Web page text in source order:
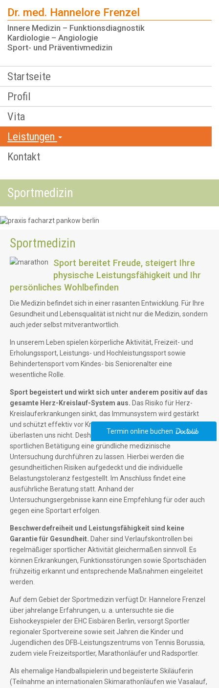
Termin online buchen
Dr. med. Hannelore Frenzel
Innere Medizin – Funktionsdiagnostik
Kardiologie – Angiologie
Sport- und Präventivmedizin
Startseite
Profil
Vita
Leistungen
Kontakt
Sportmedizin
Sportmedizin
Sport bereitet Freude, steigert Ihre
physische Leistungsfähigkeit und Ihr
persönliches Wohlbefinden
Die Medizin befindet sich in einer rasanten Entwicklung. Für Ihre
Gesundheit und Lebensqualität ist nicht nur die Medizin, sondern
auch jeder selbst mitverantwortlich.
In unserem Leben spielen körperliche Aktivität, Freizeit- und
Erholungssport, Leistungs- und Hochleistungssport sowie
Behindertensport vom Kindes- bis Seniorenalter eine
wesentliche Rolle.
Sport begeistert und wirkt sich unter anderem positiv auf das
gesamte Herz-Kreislauf-System aus. Das Risiko für Herz-
Kreislauferkrankungen sinkt, das Immunsystem wird gestärkt
und schützt effektiv vor Krankheiten – vorausgesetzt wir
überlasten uns nicht. Deshalb ist es wichtig, vor Aufnahme einer
sportlichen Betätigung eine gründliche medizinische
Untersuchung durchführen zu lassen. Hierbei werden die
gesundheitlichen Risiken aufgedeckt und die individuelle
Belastungstoleranz festgestellt. Im Anschluss findet eine
ausführliche Beratung statt. Anhand der
Untersuchungsergebnisse kann eine Empfehlung für oder auch
gegen eine Sportart erfolgen.
Beschwerdefreiheit und Leistungsfähigkeit sind keine
Garantie für Gesundheit. Daher sind Verlaufskontrollen bei
regelmäßiger sportlicher Aktivität gleichermaßen sinnvoll. Es
können Erkrankungen, Funktionsstörungen sowie Sportschäden
frühzeitig erkannt und entsprechende Maßnahmen eingeleitet
werden.
Auf dem Gebiet der Sportmedizin verfügt Dr. Hannelore Frenzel
über jahrelange Erfahrungen, u. a. untersuchte sie die
Eishockeyspieler der EHC Eisbären Berlin, versorgt Sportler
regionaler Sportvereine sowie seit Jahren die Kinder und
Jugendlichen des DFB‑Leistungszentrums von Tennis Borussia,
zudem viele Freizeitsportler, Marathonläufer und Radsportler.
Als ehemalige Handballspielerin und begeisterte Skiläuferin
(Teilnahme an internationalen Skimarathonläufen wie Vasalauf,